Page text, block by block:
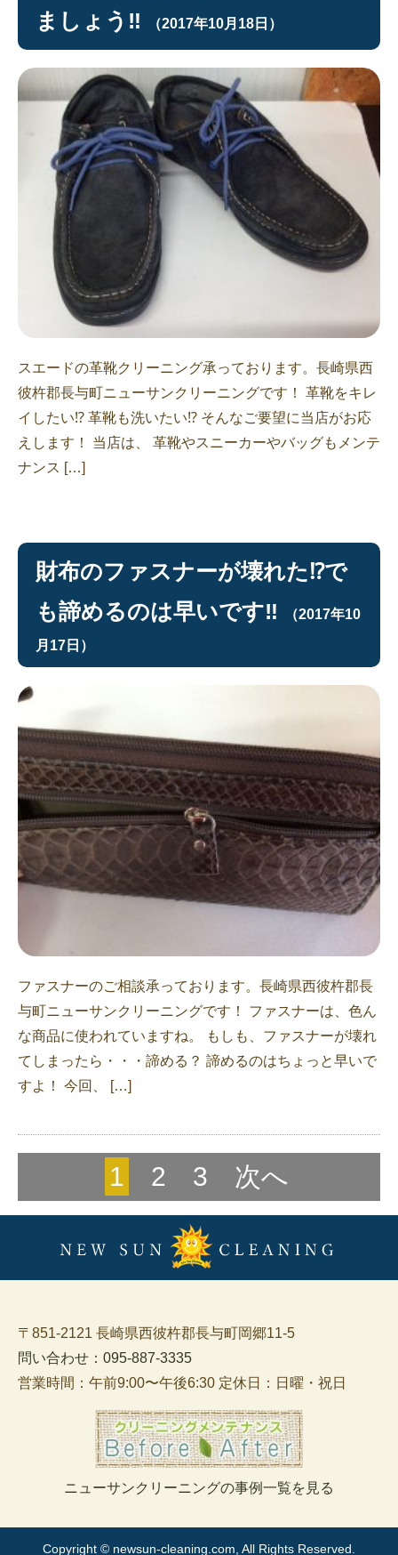
ましょう‼︎
（2017年10月18日）
スエードの革靴クリーニング承っております。長崎県西
彼杵郡長与町ニューサンクリーニングです！ 革靴をキレ
イしたい⁉︎ 革靴も洗いたい⁉︎ そんなご要望に当店がお応
えします！ 当店は、 革靴やスニーカーやバッグもメンテ
ナンス […]
財布のファスナーが壊れた⁉︎で
も諦めるのは早いです‼︎
（2017年10
月17日）
ファスナーのご相談承っております。長崎県西彼杵郡長
与町ニューサンクリーニングです！ ファスナーは、色ん
な商品に使われていますね。 もしも、ファスナーが壊れ
てしまったら・・・諦める？ 諦めるのはちょっと早いで
すよ！ 今回、 […]
1 2 3 次へ
〒851-2121 長崎県西彼杵郡長与町岡郷11-5
問い合わせ：095-887-3335
営業時間：午前9:00〜午後6:30 定休日：日曜・祝日
ニューサンクリーニングの事例一覧を見る
Copyright © newsun-cleaning.com, All Rights Reserved.